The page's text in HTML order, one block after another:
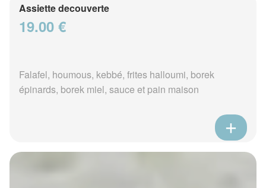
Assiette decouverte
19.00 €
Falafel, houmous, kebbé, frites halloumi, borek
épinards, borek miel, sauce et pain maison